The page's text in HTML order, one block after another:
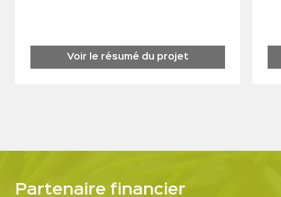
Voir le résumé du projet
Partenaire financier